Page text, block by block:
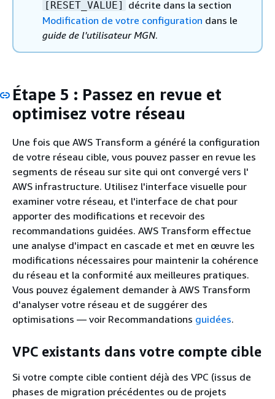
[RESET_VALUE]
décrite dans la section
Modification de votre configuration dans le
guide de l'utilisateur MGN.
Étape 5 : Passez en revue et
optimisez votre réseau
Une fois que AWS Transform a généré la configuration
de votre réseau cible, vous pouvez passer en revue les
segments de réseau sur site qui ont convergé vers l'
AWS infrastructure. Utilisez l'interface visuelle pour
examiner votre réseau, et l'interface de chat pour
apporter des modifications et recevoir des
recommandations guidées. AWS Transform effectue
une analyse d'impact en cascade et met en œuvre les
modifications nécessaires pour maintenir la cohérence
du réseau et la conformité aux meilleures pratiques.
Vous pouvez également demander à AWS Transform
d'analyser votre réseau et de suggérer des
optimisations — voir Recommandations guidées.
VPC existants dans votre compte cible
Si votre compte cible contient déjà des VPC (issus de
phases de migration précédentes ou de projets